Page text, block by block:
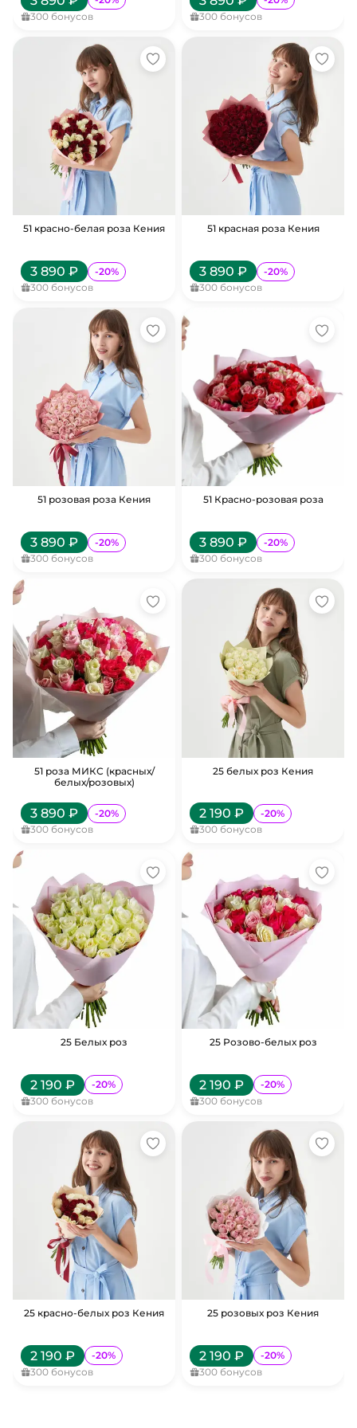
300 бонусов
300 бонусов
51 красно-белая роза Кения
3 890 ₽ -20%
300 бонусов
51 красная роза Кения
3 890 ₽ -20%
300 бонусов
51 розовая роза Кения
3 890 ₽ -20%
300 бонусов
51 Красно-розовая роза
3 890 ₽ -20%
300 бонусов
51 роза МИКС (красных/
белых/розовых)
3 890 ₽ -20%
300 бонусов
25 белых роз Кения
2 190 ₽ -20%
300 бонусов
25 Белых роз
2 190 ₽ -20%
300 бонусов
25 Розово-белых роз
2 190 ₽ -20%
300 бонусов
25 красно-белых роз Кения
2 190 ₽ -20%
300 бонусов
25 розовых роз Кения
2 190 ₽ -20%
300 бонусов